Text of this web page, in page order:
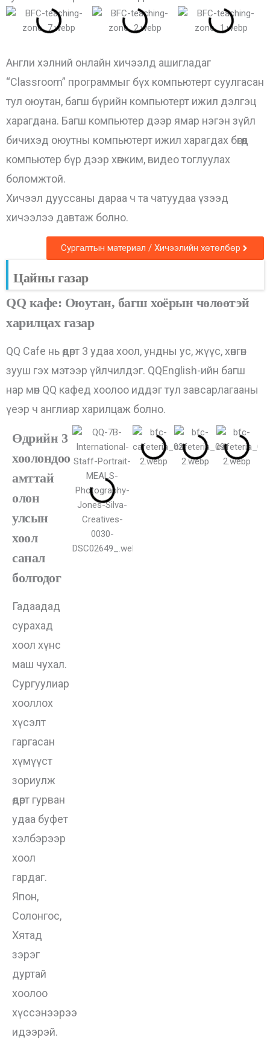
Англи хэлний онлайн хичээлд ашигладаг
“Classroom” программыг бүх компьютерт суулгасан
тул оюутан, багш бүрийн компьютерт ижил дэлгэц
харагдана. Багш компьютер дээр ямар нэгэн зүйл
бичихэд оюутны компьютерт ижил харагдах бөгөөд
компьютер бүр дээр хөгжим, видео тоглуулах
боломжтой.
Хичээл дууссаны дараа ч та чатуудаа үзээд
хичээлээ давтаж болно.
Сургалтын материал / Хичээлийн хөтөлбөр
Цайны газар
QQ кафе: Оюутан, багш хоёрын чөлөөтэй
харилцах газар
QQ Cafe нь өдөрт 3 удаа хоол, ундны ус, жүүс, хөнгөн
зууш гэх мэтээр үйлчилдэг. QQEnglish-ийн багш
нар мөн QQ кафед хоолоо иддэг тул завсарлагааны
үеэр ч англиар харилцаж болно.
Өдрийн 3
хоолондоо
амттай
олон
улсын
хоол
санал
болгодог
Гадаадад
сурахад
хоол хүнс
маш чухал.
Сургуулиар
хооллох
хүсэлт
гаргасан
хүмүүст
зориулж
өдөрт гурван
удаа буфет
хэлбэрээр
хоол
гардаг.
Япон,
Солонгос,
Хятад
зэрэг
дуртай
хоолоо
хүссэнээрээ
идээрэй.